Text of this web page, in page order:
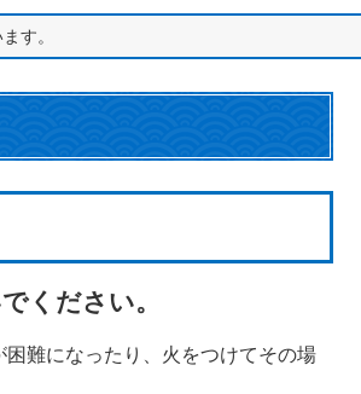
す。
でください。
難になったり、火をつけてその場